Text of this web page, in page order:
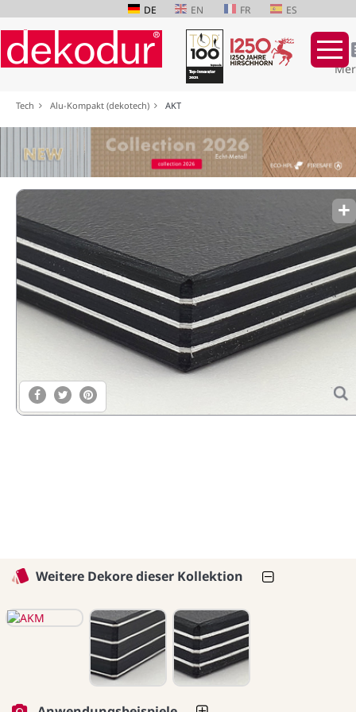
DE EN FR ES
Navigation
überspringen
Tech Alu-Kompakt (dekotech) AKT
Weitere Dekore dieser Kollektion